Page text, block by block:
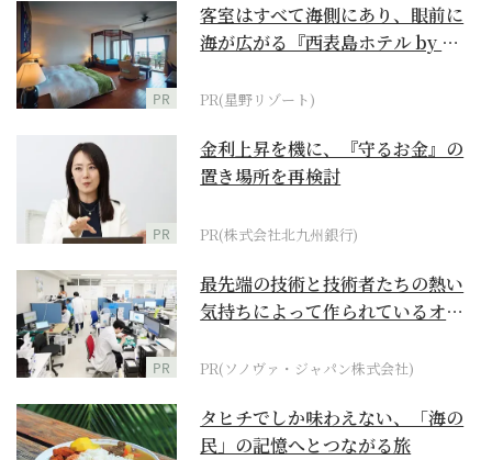
PR
客室はすべて海側にあり、眼前に
海が広がる『西表島ホテル by 星
PR(星野リゾート)
PR
金利上昇を機に、『守るお金』の
置き場所を再検討
PR(株式会社北九州銀行)
PR
最先端の技術と技術者たちの熱い
気持ちによって作られているオー
PR(ソノヴァ・ジャパン株式会社)
タヒチでしか味わえない、「海の
民」の記憶へとつながる旅